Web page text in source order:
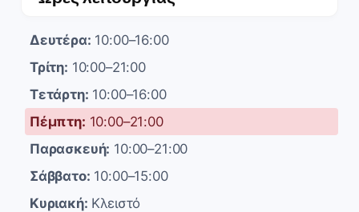
Δευτέρα: 10:00–16:00
Τρίτη: 10:00–21:00
Τετάρτη: 10:00–16:00
Πέμπτη: 10:00–21:00
Παρασκευή: 10:00–21:00
Σάββατο: 10:00–15:00
Κυριακή: Κλειστό